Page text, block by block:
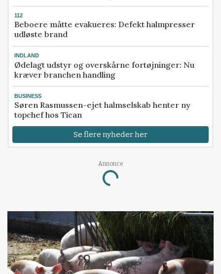
112
Beboere måtte evakueres: Defekt halmpresser
udløste brand
INDLAND
Ødelagt udstyr og overskårne fortøjninger: Nu
kræver branchen handling
BUSINESS
Søren Rasmussen-ejet halmselskab henter ny
topchef hos Tican
Se flere nyheder her
Annonce
Loading...